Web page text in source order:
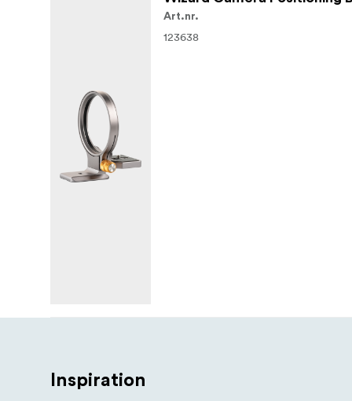
Art.nr.
123638
Inspiration